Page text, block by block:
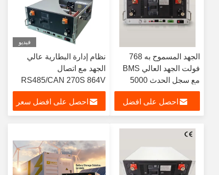
الجهد المسموح به 768
فولت الجهد العالي BMS
مع سجل الحدث 5000
ضمان إدارة بطارية آمنة
للسيارات الكهربائية
احصل على افضل
فيديو
نظام إدارة البطارية عالي
الجهد مع اتصال
RS485/CAN 270S 864V
500A لنظام تخزين الطاقة
الشمسية UPSاحصل على افضل سعر